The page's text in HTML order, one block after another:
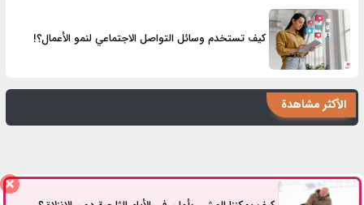
كيف تستخدم وسائل التواصل الاجتماعي لنمو الأعمال؟!
الأكثر مشاهدة